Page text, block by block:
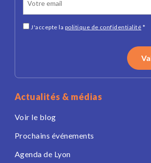
J'accepte la politique de confidentialité *
Actualités & médias
Voir le blog
Prochains événements
Agenda de Lyon